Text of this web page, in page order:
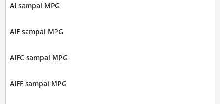
AI sampai MPG
AIF sampai MPG
AIFC sampai MPG
AIFF sampai MPG